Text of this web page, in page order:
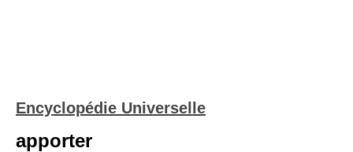
Encyclopédie Universelle
apporter